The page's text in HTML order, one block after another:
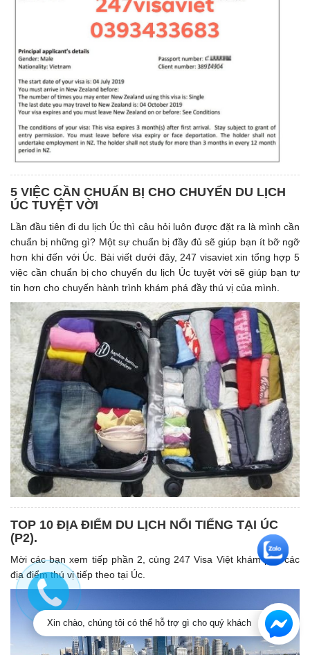
5 VIỆC CẦN CHUẨN BỊ CHO CHUYỂN DU LỊCH
ÚC TUYỆT VỜI
Lần đầu tiên đi du lịch Úc thì câu hỏi luôn được đặt ra là mình cần
chuẩn bị những gì? Một sự chuẩn bị đầy đủ sẽ giúp bạn ít bỡ ngỡ
hơn khi đến với Úc. Bài viết dưới đây, 247 visaviet xin tổng hợp 5
việc cần chuẩn bị cho chuyến du lịch Úc tuyệt vời sẽ giúp bạn tự
tin hơn cho chuyến hành trình khám phá đầy thú vị của mình.
TOP 10 ĐỊA ĐIỂM DU LỊCH NỔI TIẾNG TẠI ÚC
(P2).
Mời các bạn xem tiếp phần 2, cùng 247 Visa Việt khám phá các
địa điểm thú vị tiếp theo tại Úc.
Xin chào, chúng tôi có thể hỗ trợ gì cho quý khách